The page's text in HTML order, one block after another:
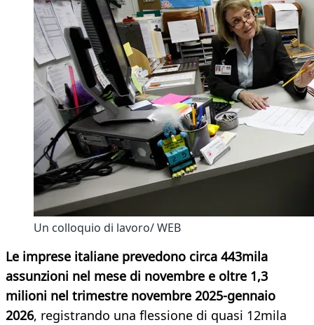
Un colloquio di lavoro/ WEB
Le imprese italiane prevedono circa 443mila
assunzioni nel mese di novembre e oltre 1,3
milioni nel trimestre novembre 2025-gennaio
2026, registrando una flessione di quasi 12mila